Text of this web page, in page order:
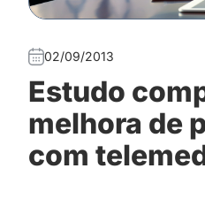
02/09/2013
Estudo
melhora de
com